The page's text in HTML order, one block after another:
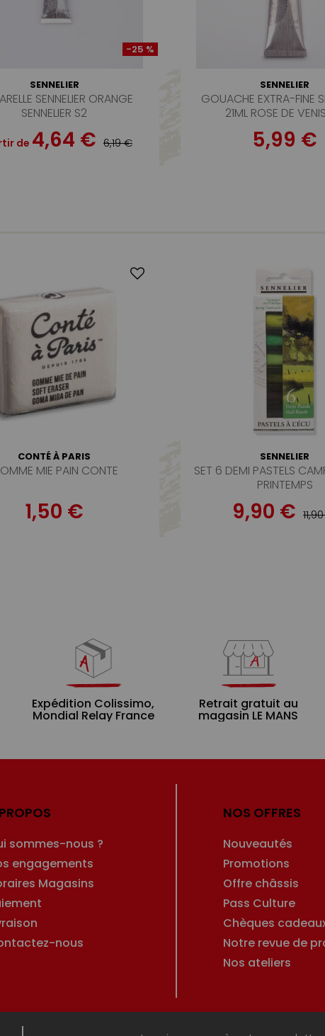
-25 %
SENNELIER
SENNELIER ORANGE
SENNELIER S2
de 4,64 € 6,19 €
SENNELIER
GOUACHE EXTRA-FINE
21ML ROSE DE
5,99 €
CONTÉ À PARIS
MIE PAIN CONTE
1,50 €
SENNELIER
SET 6 DEMI PASTELS
PRINTEMPS
9,90 €
Expédition Colissimo,
Mondial Relay France
Retrait gratuit au
magasin LE MANS
sommes-nous ?
engagements
Magasins
nous
NOS OFFRES
Nouveautés
Promotions
Offre châssis
Pass Culture
Chèques
Notre revue de
Nos ateliers